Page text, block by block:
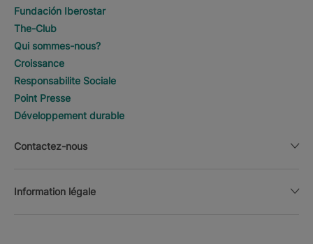
Fundación Iberostar
The-Club
Qui sommes-nous?
Croissance
Responsabilite Sociale
Point Presse
Développement durable
Contactez-nous
Information légale